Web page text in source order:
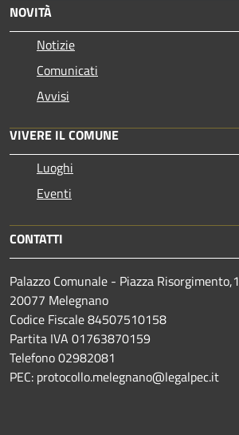
NOVITÀ
Notizie
Comunicati
Avvisi
VIVERE IL COMUNE
Luoghi
Eventi
CONTATTI
Palazzo Comunale - Piazza Risorgimento,1
20077 Melegnano
Codice Fiscale 84507510158
Partita IVA 01763870159
Telefono 02982081
PEC: protocollo.melegnano@legalpec.it